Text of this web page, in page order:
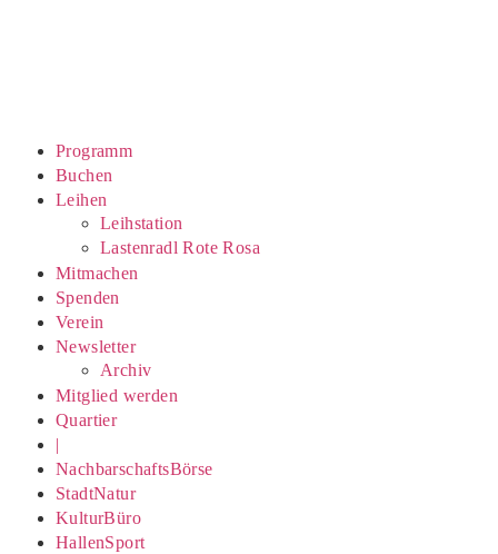
Programm
Buchen
Leihen
Leihstation
Lastenradl Rote Rosa
Mitmachen
Spenden
Verein
Newsletter
Archiv
Mitglied werden
Quartier
|
NachbarschaftsBörse
StadtNatur
KulturBüro
HallenSport